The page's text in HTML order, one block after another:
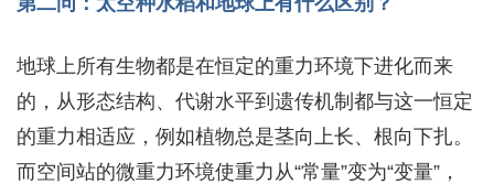
地球上所有生物都是在恒定的重力环境下进化而来
的，从形态结构、代谢水平到遗传机制都与这一恒定
的重力相适应，例如植物总是茎向上长、根向下扎。
而空间站的微重力环境使重力从“常量”变为“变量”，